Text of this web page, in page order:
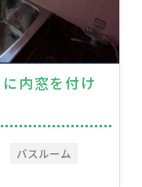
内窓を付け
バスルーム